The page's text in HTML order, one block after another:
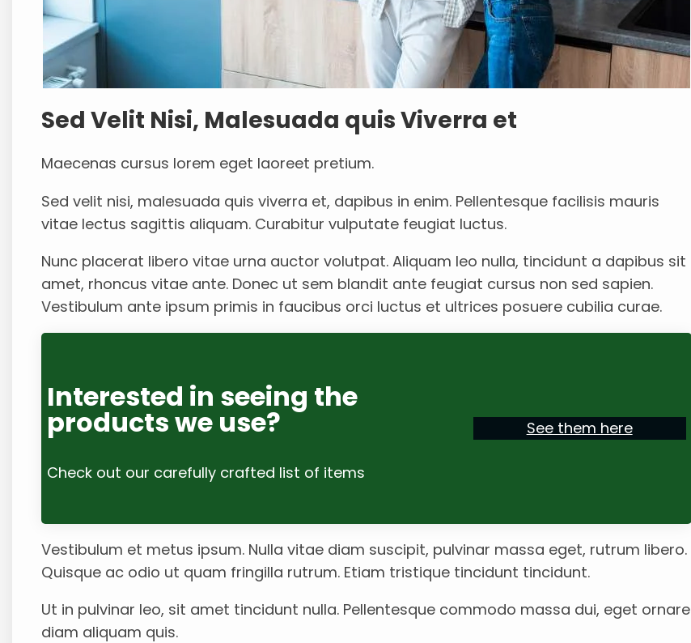
Sed Velit Nisi, Malesuada quis Viverra et
Maecenas cursus lorem eget laoreet pretium.
Sed velit nisi, malesuada quis viverra et, dapibus in enim. Pellentesque facilisis mauris
vitae lectus sagittis aliquam. Curabitur vulputate feugiat luctus.
Nunc placerat libero vitae urna auctor volutpat. Aliquam leo nulla, tincidunt a dapibus sit
amet, rhoncus vitae ante. Donec ut sem blandit ante feugiat cursus non sed sapien.
Vestibulum ante ipsum primis in faucibus orci luctus et ultrices posuere cubilia curae.
Interested in seeing the
products we use?
Check out our carefully crafted list of items
See them here
Vestibulum et metus ipsum. Nulla vitae diam suscipit, pulvinar massa eget, rutrum libero.
Quisque ac odio ut quam fringilla rutrum. Etiam tristique tincidunt tincidunt.
Ut in pulvinar leo, sit amet tincidunt nulla. Pellentesque commodo massa dui, eget ornare
diam aliquam quis.